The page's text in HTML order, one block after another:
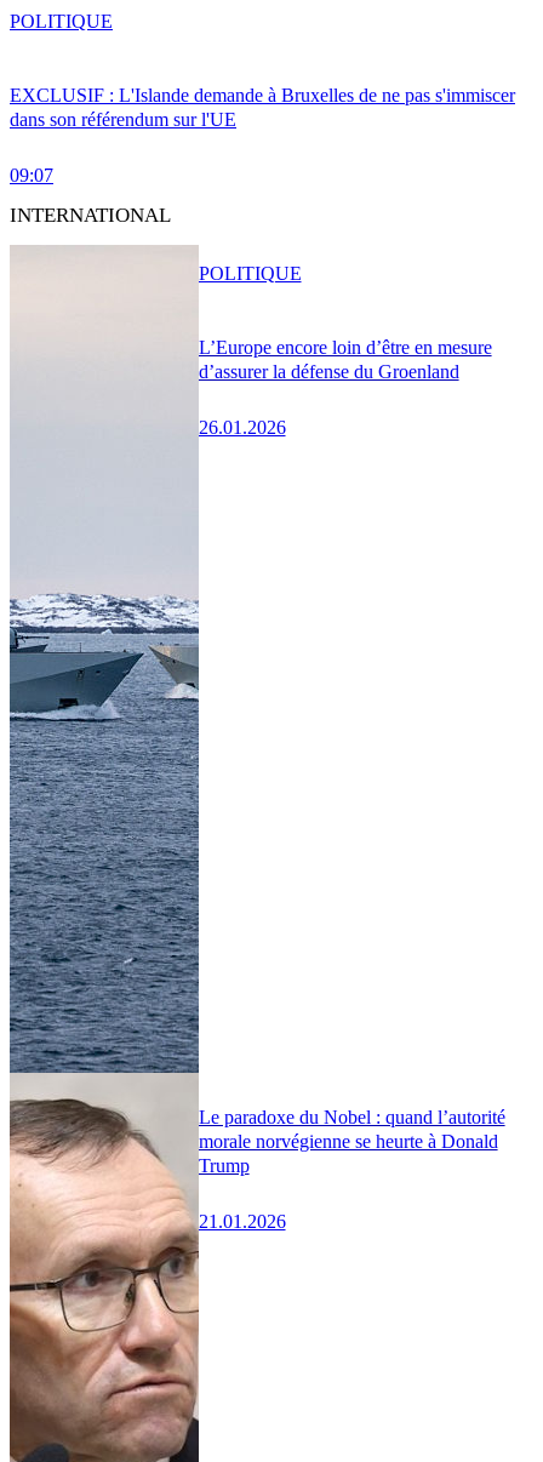
EXCLUSIF : L'Islande demande à Bruxelles de ne pas s'immiscer
dans son référendum sur l'UE
09:07
POLITIQUE
INTERNATIONAL
L’Europe encore loin d’être en mesure
d’assurer la défense du Groenland
26.01.2026
POLITIQUE
Le paradoxe du Nobel : quand l’autorité
morale norvégienne se heurte à Donald
Trump
21.01.2026